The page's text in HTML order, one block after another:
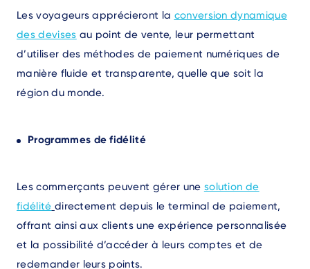
Les voyageurs apprécieront la conversion dynamique
des devises au point de vente, leur permettant
d’utiliser des méthodes de paiement numériques de
manière fluide et transparente, quelle que soit la
région du monde.
Programmes de fidélité
Les commerçants peuvent gérer une solution de
fidélité directement depuis le terminal de paiement,
offrant ainsi aux clients une expérience personnalisée
et la possibilité d’accéder à leurs comptes et de
redemander leurs points.